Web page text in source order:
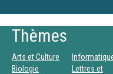
Thèmes
Arts et Culture
Biologie
Lettres et